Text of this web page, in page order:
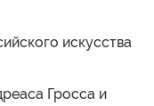
искусства
Гросса и